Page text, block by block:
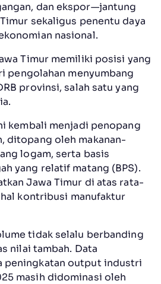
dan ekspor—jantung
sekaligus penentu daya
nasional.
Timur memiliki posisi yang
pengolahan menyumbang
provinsi, salah satu yang
kembali menjadi penopang
ditopang oleh makanan-
logam, serta basis
yang relatif matang (BPS).
Jawa Timur di atas rata-
kontribusi manufaktur
tidak selalu berbanding
nilai tambah. Data
peningkatan output industri
masih didominasi oleh